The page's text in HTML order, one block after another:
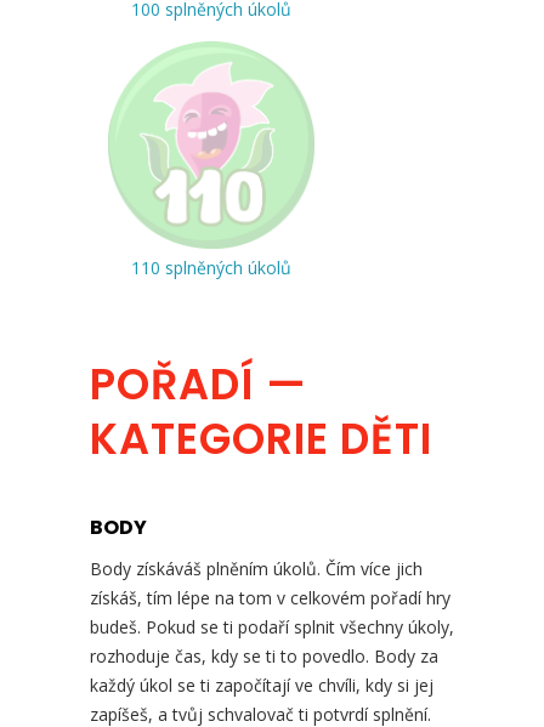
100 splněných úkolů
110 splněných úkolů
POŘADÍ —
KATEGORIE DĚTI
BODY
Body získáváš plněním úkolů. Čím více jich
získáš, tím lépe na tom v celkovém pořadí hry
budeš. Pokud se ti podaří splnit všechny úkoly,
rozhoduje čas, kdy se ti to povedlo. Body za
každý úkol se ti započítají ve chvíli, kdy si jej
zapíšeš, a tvůj schvalovač ti potvrdí splnění.